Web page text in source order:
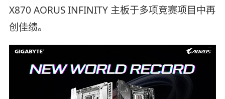
X870 AORUS INFINITY 主板于多项竞赛项目中再
创佳绩。